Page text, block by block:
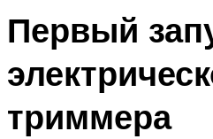
Первый
триммера